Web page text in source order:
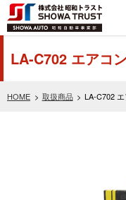
株式会社昭和
スト (SHOWA
HOME 取扱商品 LA-C702
LA-C702 エアコ